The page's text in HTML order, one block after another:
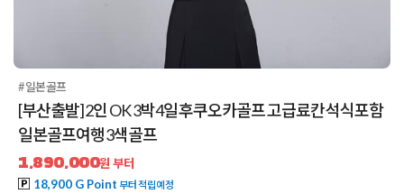
#일본골프
[부산출발] 2인 OK 3박4일 후쿠오카골프 고급료칸 석식포함
일본골프여행 3색골프
1,890,000원 부터
18,900 G Point 부터 적립예정